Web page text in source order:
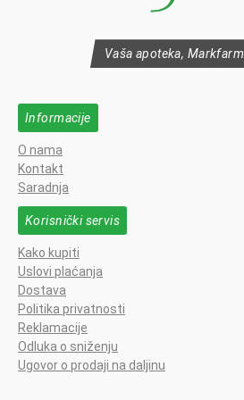
Vaša apoteka, Markfarm
Informacije
O nama
Kontakt
Saradnja
Korisnički servis
Kako kupiti
Uslovi plaćanja
Dostava
Politika privatnosti
Reklamacije
Odluka o sniženju
Ugovor o prodaji na daljinu